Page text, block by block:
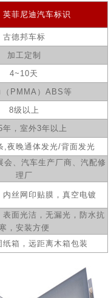
英菲尼迪汽车标识
古德邦车标
加工定制
4~10天
PMMA ） ABS等
8级以上
年，室外3年以上
,夜晚通体发光/背面发光
会、汽车生产厂商、汽配修
理厂
丝网印贴膜， 真空电镀
表面光洁，无漏光，防水抗
，安装方便
纸箱，远距离木箱包装